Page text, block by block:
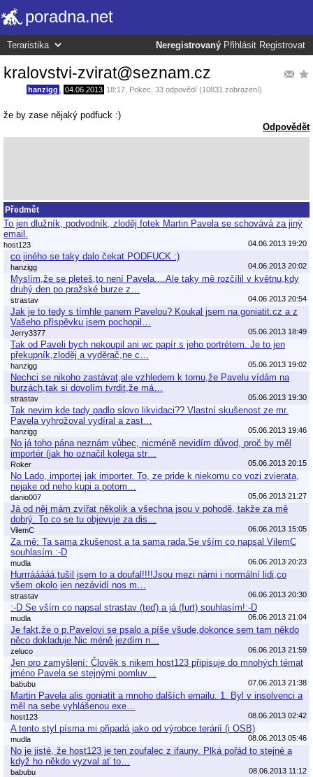
poradna.net
Neregistrovaný Přihlásit Registrovat
kralovstvi-zvirat@seznam.cz
hanzigg 04.06.2013 18:17 Pokec , 33 odpovědí (10831 zobrazení)
že by zase nějaký podfuck :)
Odpovědět
Předmět
To jen dlužník, podvodník, zloděj fotek Martin Pavela se schovává za jiný
email.
host123 04.06.2013 19:20
co jiného se taky dalo čekat PODFUCK :)
hanzigg 04.06.2013 20:02
Myslím,že se pleteš,to není Pavela....Ale taky mě rozčílil v květnu,kdy
druhý den po pražské burze z…
strastav 04.06.2013 20:54
Jak je to tedy s tímhle panem Pavelou? Koukal jsem na goniatit.cz a z
Vašeho příspěvku jsem pochopil…
Jerry3377 05.06.2013 18:49
Tak od Paveli bych nekoupil ani wc papír s jeho portrétem. Je to jen
překupník,zloděj a vyděrač,ne c…
hanzigg 05.06.2013 19:02
Nechci se nikoho zastávat,ale vzhledem k tomu,že Pavelu vídám na
burzách,tak si dovolím tvrdit,že má…
strastav 05.06.2013 19:30
Tak nevim kde tady padlo slovo likvidaci?? Vlastní skušenost ze mr.
Pavela vyhrožoval vydíral a zast…
hanzigg 05.06.2013 19:46
No já toho pána neznám vůbec, nicméně nevidím důvod, proč by měl
importér (jak ho označil kolega str…
Roker 05.06.2013 20:15
No Lado, importej jak importer. To, ze pride k niekomu co vozi zvierata,
nejake od neho kupi a potom…
danio007 05.06.2013 21:27
Já od něj mám zvířat několik a všechna jsou v pohodě, takže za mě
dobrý. To co se tu objevuje za dis…
VilemC 06.06.2013 15:05
Za mě: Ta sama zkušenost a ta sama rada.Se vším co napsal VilemC
souhlasím.:-D
mudla 06.06.2013 20:23
Hurrrááááá,tušil jsem to a doufal!!!!Jsou mezi námi i normální lidi,co
všem okolo jen nezávidí nos m…
strastav 06.06.2013 20:30
:-D Se vším co napsal strastav (teď) a já (furt) souhlasím!:-D
mudla 06.06.2013 21:04
Je fakt,že o p.Pavelovi se psalo a píše všude,dokonce sem tam někdo
něco dokladuje.Nic méně jezdím n…
zeluco 06.06.2013 21:59
Jen pro zamyšlení: Člověk s nikem host123 připisuje do mnohých témat
jméno Pavela se stejnými pomluv…
babubu 07.06.2013 21:38
Martin Pavela alis goniatit a mnoho dalších emailu. 1. Byl v insolvenci a
měl na sebe vyhlášenou exe…
host123 08.06.2013 02:42
A tento styl písma mi připadá jako od výrobce terárií (i OSB)
mudla 08.06.2013 05:46
No je jisté, že host123 je ten zoufalec z ifauny. Plká pořád to stejné a
když ho někdo vyzval ať to…
babubu 08.06.2013 11:12